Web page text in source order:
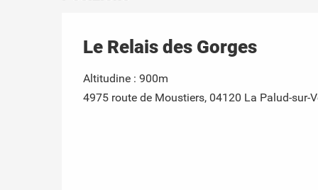
Le Relais des Gorges
Altitudine : 900m
4975 route de Moustiers, 04120 La Palud-sur-